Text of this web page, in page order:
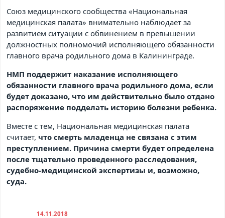
Союз медицинского сообщества «Национальная
медицинская палата» внимательно наблюдает за
развитием ситуации с обвинением в превышении
должностных полномочий исполняющего обязанности
главного врача родильного дома в Калининграде.
НМП поддержит наказание исполняющего
обязанности главного врача родильного дома, если
будет доказано, что им действительно было отдано
распоряжение подделать историю болезни ребенка.
Вместе с тем, Национальная медицинская палата
считает,что смерть младенца не связана с этим
преступлением. Причина смерти будет определена
после тщательно проведенного расследования,
судебно-медицинской экспертизы и, возможно,
суда.
14.11.2018